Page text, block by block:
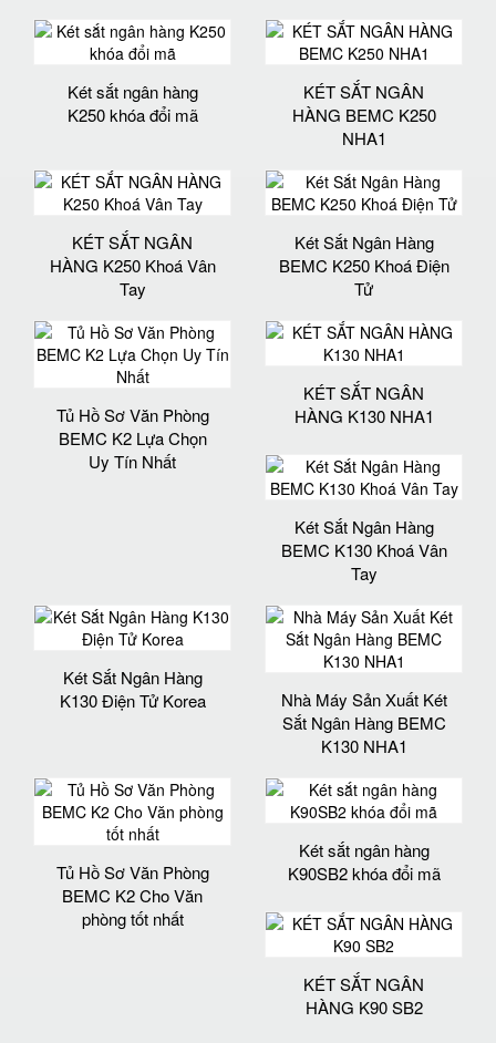
Két sắt ngân hàng
K250 khóa đổi mã
KÉT SẮT NGÂN
HÀNG BEMC K250
NHA1
KÉT SẮT NGÂN
HÀNG K250 Khoá Vân
Tay
Két Sắt Ngân Hàng
BEMC K250 Khoá Điện
Tử
Tủ Hồ Sơ Văn Phòng
BEMC K2 Lựa Chọn
Uy Tín Nhất
KÉT SẮT NGÂN
HÀNG K130 NHA1
Két Sắt Ngân Hàng
BEMC K130 Khoá Vân
Tay
Két Sắt Ngân Hàng
K130 Điện Tử Korea
Nhà Máy Sản Xuất Két
Sắt Ngân Hàng BEMC
K130 NHA1
Tủ Hồ Sơ Văn Phòng
BEMC K2 Cho Văn
phòng tốt nhất
Két sắt ngân hàng
K90SB2 khóa đổi mã
KÉT SẮT NGÂN
HÀNG K90 SB2